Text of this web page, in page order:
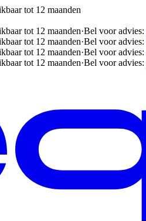
tot 12 maanden
tot 12 maanden·Bel voor advies:
tot 12 maanden·Bel voor advies:
tot 12 maanden·Bel voor advies:
tot 12 maanden·Bel voor advies: